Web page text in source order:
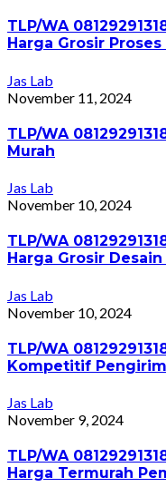
TLP/WA
Harga Grosir
Jas Lab
November 11, 2024
TLP/WA
Murah
Jas Lab
November 10, 2024
TLP/WA
Harga Grosir
Jas Lab
November 10, 2024
TLP/WA
Kompetitif
Jas Lab
November 9, 2024
TLP/WA
Harga Termurah